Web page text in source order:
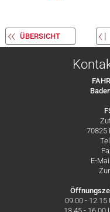
ÜBERSICHT
70825
E-
09.00 - 12.15